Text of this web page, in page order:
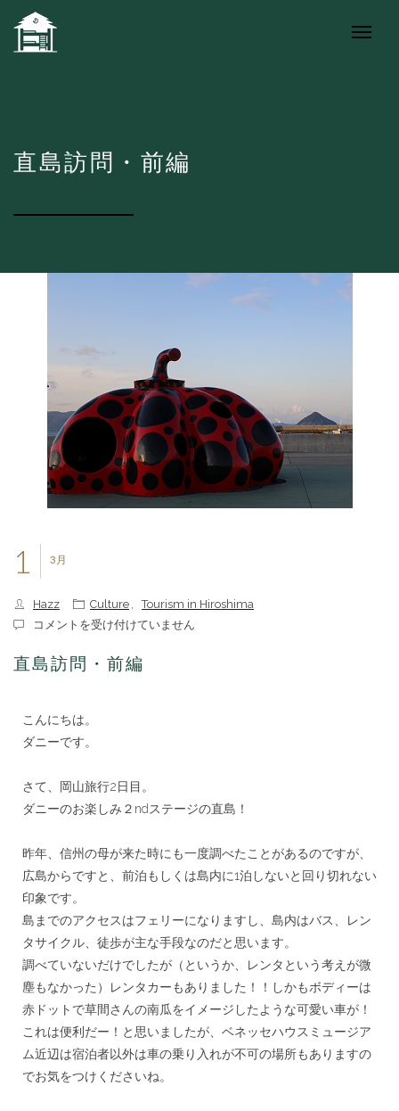
直島訪問・前編
3月
1
Hazz Culture ,
Tourism in Hiroshima
直
訪
問・
は
コメントを受け付けていません
直島訪問・前編
こんにちは。
ダニーです。
さて、岡山旅行2日目。
ダニーのお楽しみ２ndステージの直島！
昨年、信州の母が来た時にも一度調べたことがあるのですが、
広島からですと、 前泊もしくは島内に1泊しないと回り切れない
印象です。
島までのアクセスはフェリーになりますし、島内はバス、
レン
タサイクル、徒歩が主な手段なのだと思います。
調べていないだけでしたが（というか、
レンタという考えが微
塵もなかった）レンタカーもありました！！ しかもボディーは
赤ドットで草間さんの南瓜をイメージしたような可愛い車が！
これは便利だー！と思いましたが、ベネッセハウスミュージア
ム近辺は宿泊者以外は車の乗り入れが不可の場所もありますの
でお気をつけくださいね。